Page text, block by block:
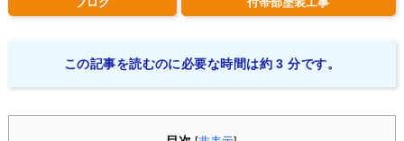
この記事を読むのに必要な時間は約 3 分です。